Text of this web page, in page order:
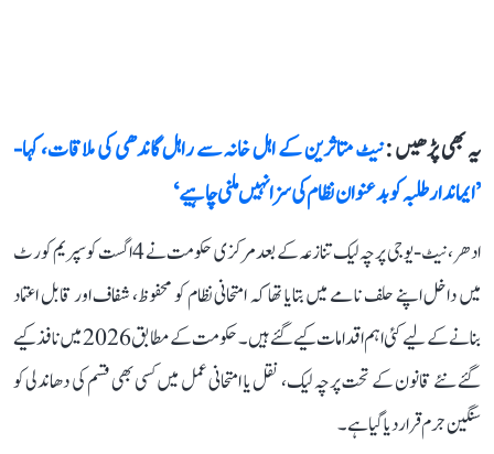
یہ بھی پڑھیں :نیٹ متاثرین کے اہل خانہ سے راہل گاندھی کی ملاقات، کہا-
’ایماندار طلبہ کو بدعنوان نظام کی سزا نہیں ملنی چاہیے‘
ادھر، نیٹ-یو جی پرچہ لیک تنازعہ کے بعد مرکزی حکومت نے 4 اگست کو سپریم کورٹ
میں داخل اپنے حلف نامے میں بتایا تھا کہ امتحانی نظام کو محفوظ، شفاف اور قابل اعتماد
بنانے کے لیے کئی اہم اقدامات کیے گئے ہیں۔ حکومت کے مطابق 2026 میں نافذ کیے
گئے نئے قانون کے تحت پرچہ لیک، نقل یا امتحانی عمل میں کسی بھی قسم کی دھاندلی کو
سنگین جرم قرار دیا گیا ہے۔